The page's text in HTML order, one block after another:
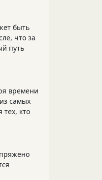
быть
что за
путь
времени
самых
тех, кто